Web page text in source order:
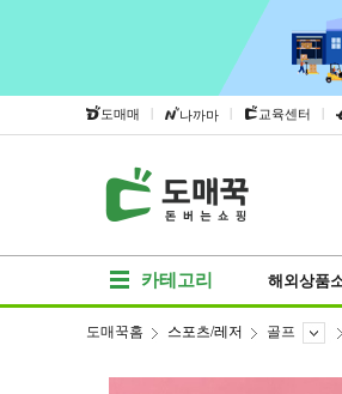
도매매 | 나까마 | 교육센터 |
카테고리 해외상품
도매꾹홈 스포츠/레저 골프